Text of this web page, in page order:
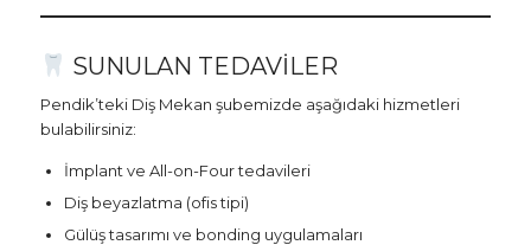
SUNULAN TEDAVILER
Pendik’teki Diş Mekan şubemizde aşağıdaki hizmetleri
bulabilirsiniz:
İmplant ve All-on-Four tedavileri
Diş beyazlatma (ofis tipi)
Gülüş tasarımı ve bonding uygulamaları